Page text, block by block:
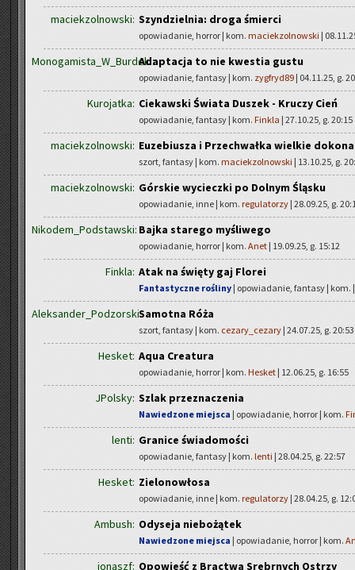
maciekzolnowski: Szyndzielnia: droga śmierci
opowiadanie, horror | kom. maciekzolnowski |
Monogamista_W_Burdelu:Adaptacja to nie kwestia gustu
opowiadanie, fantasy | kom. zygfryd89 | 04.11.25, g.
Kurojatka: Ciekawski Świata Duszek - Kruczy Cień
opowiadanie, fantasy | kom. Finkla | 27.10.25, g. 20:15
maciekzolnowski: Euzebiusza i Przechwałka wielkie
szort, fantasy | kom. maciekzolnowski | 13.10.25, g.
maciekzolnowski: Górskie wycieczki po Dolnym Śląsku
opowiadanie, inne | kom. regulatorzy | 28.09.25, g.
Nikodem_Podstawski: Bajka starego myśliwego
opowiadanie, horror | kom. Anet | 19.09.25, g. 15:12
Finkla: Atak na święty gaj Florei
Fantastyczne rośliny | opowiadanie, fantasy | kom.
Aleksander_Podzorski:Samotna Róża
szort, fantasy | kom. cezary_cezary | 24.07.25, g. 20:53
Hesket: Aqua Creatura
opowiadanie, horror | kom. Hesket | 12.06.25, g. 16:55
JPolsky: Szlak przeznaczenia
Nawiedzone miejsca | opowiadanie, horror | kom.
lenti: Granice świadomości
opowiadanie, fantasy | kom. lenti | 28.04.25, g. 22:57
Hesket: Zielonowłosa
opowiadanie, inne | kom. regulatorzy | 28.04.25, g.
Ambush: Odyseja niebożątek
Nawiedzone miejsca | opowiadanie, horror | kom.
jonaszf: Opowieść z Bractwa Srebrnych Ostrzy